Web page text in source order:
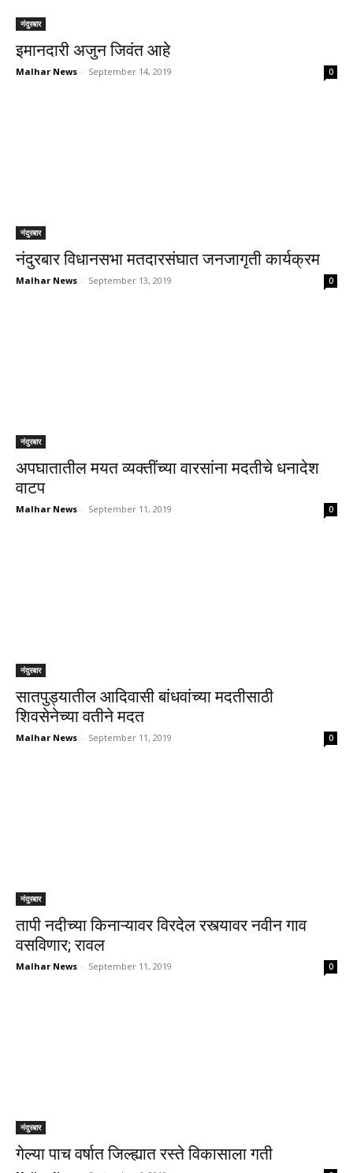
नंदुरबार
इमानदारी अजुन जिवंत आहे
Malhar News - September 14, 2019 0
नंदुरबार
नंदुरबार विधानसभा मतदारसंघात जनजागृती कार्यक्रम
Malhar News - September 13, 2019 0
नंदुरबार
अपघातातील मयत व्यक्तींच्या वारसांना मदतीचे धनादेश
वाटप
Malhar News - September 11, 2019 0
नंदुरबार
सातपुड्यातील आदिवासी बांधवांच्या मदतीसाठी
शिवसेनेच्या वतीने मदत
Malhar News - September 11, 2019 0
नंदुरबार
तापी नदीच्या किनाऱ्यावर विरदेल रस्त्यावर नवीन गाव
वसविणार; रावल
Malhar News - September 11, 2019 0
नंदुरबार
गेल्या पाच वर्षात जिल्ह्यात रस्ते विकासाला गती